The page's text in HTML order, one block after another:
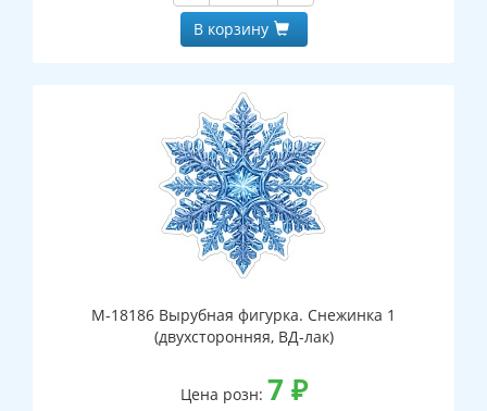
В корзину
М-18186 Вырубная фигурка. Снежинка 1
(двухсторонняя, ВД-лак)
Цена розн: 7 ₽